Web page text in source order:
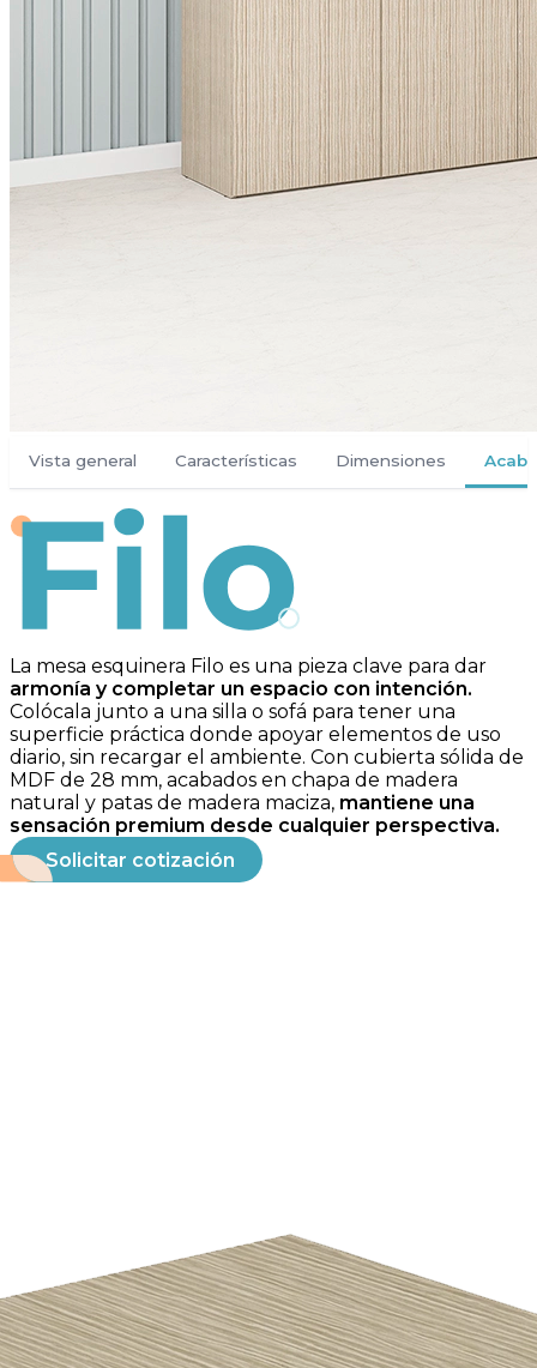
Vista general Características Dimensiones
Filo
La mesa esquinera Filo es una pieza clave para dar
armonía y completar un espacio con intención.
Colócala junto a una silla o sofá para tener una
superficie práctica donde apoyar elementos de uso
diario, sin recargar el ambiente. Con cubierta sólida de
MDF de 28 mm, acabados en chapa de madera
natural y patas de madera maciza, mantiene una
sensación premium desde cualquier perspectiva.
Solicitar cotización